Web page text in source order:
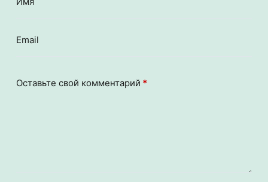
Email
Оставьте свой комментарий *